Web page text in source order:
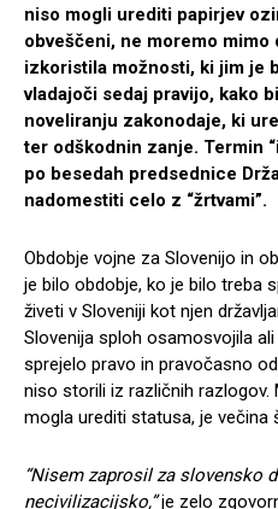
niso mogli urediti papirjev
obveščeni, ne moremo mimo
izkoristila možnosti, ki jim je
vladajoči sedaj pravijo, kako
noveliranju zakonodaje, ki
ter odškodnin zanje. Termin
po besedah predsednice
nadomestiti celo z “žrtvami”.
Obdobje vojne za Slovenijo in
je bilo obdobje, ko je bilo treba
živeti v Sloveniji kot njen
Slovenija sploh osamosvojila
sprejelo pravo in pravočasno
niso storili iz različnih razlogov.
mogla urediti statusa, je večina
“Nisem zaprosil za slovensko
necivilizacijsko,”je zelo